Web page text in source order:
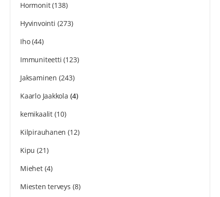
Hormonit(138)
Hyvinvointi (273)
Iho(44)
Immuniteetti (123)
Jaksaminen (243)
Kaarlo Jaakkola (4)
kemikaalit(10)
Kilpirauhanen (12)
Kipu (21)
Miehet(4)
Miesten terveys (8)